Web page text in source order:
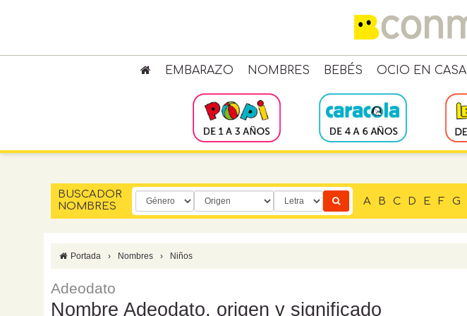
EMBARAZO NOMBRES BEBÉS OCIO EN CASA
BUSCADOR
NOMBRES
A B C D E F G
Portada › Nombres › Niños
Adeodato
Nombre Adeodato, origen y significado